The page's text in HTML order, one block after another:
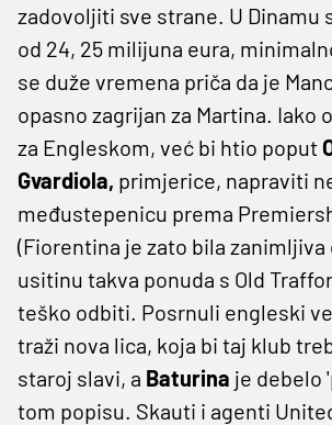
zadovoljiti sve strane. U Dinamu
od 24, 25 milijuna eura,
se duže vremena priča da je
opasno zagrijan za Martina. Iako
za Engleskom, već bi htio poput
Gvardiola, primjerice, napraviti
međustepenicu prema
(Fiorentina je zato bila zanimljiva
usitinu takva ponuda s Old
teško odbiti. Posrnuli engleski
traži nova lica, koja bi taj klub
staroj slavi, a Baturina je debelo
tom popisu. Skauti i agenti